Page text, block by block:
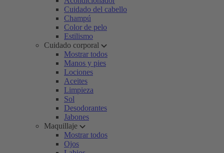
Cuidado del cabello
Champú
Color de pelo
Estilismo
Cuidado corporal
Mostrar todos
Manos y pies
Lociones
Aceites
Limpieza
Sol
Desodorantes
Jabones
Maquillaje
Mostrar todos
Ojos